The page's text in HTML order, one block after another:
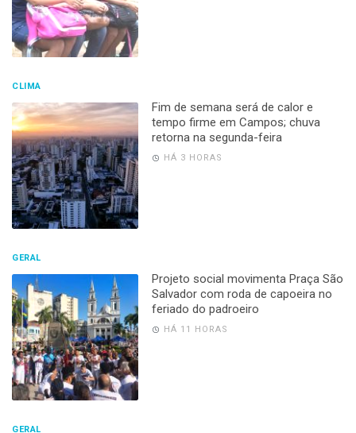
CLIMA
Fim de semana será de calor e
tempo firme em Campos; chuva
retorna na segunda-feira
HÁ 3 HORAS
GERAL
Projeto social movimenta Praça São
Salvador com roda de capoeira no
feriado do padroeiro
HÁ 11 HORAS
GERAL